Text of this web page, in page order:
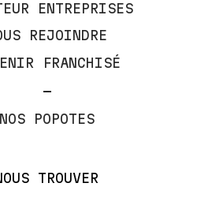
ENTREPRISES
REJOINDRE
FRANCHISÉ
—
NOS POPOTES
TROUVER